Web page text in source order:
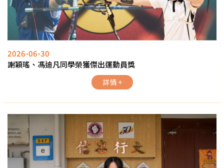
2026-06-30
謝穎瑤、馮迪凡同學榮獲傑出運動員獎
詳情 +